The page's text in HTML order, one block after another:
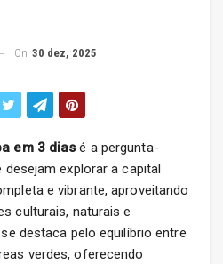
On 30 dez, 2025
em 3 dias é a pergunta-
desejam explorar a capital
e vibrante, aproveitando
culturais, naturais e
destaca pelo equilíbrio entre
verdes, oferecendo